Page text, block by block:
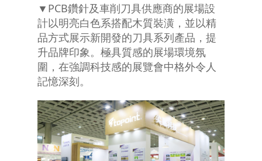
▼PCB鑽針及車削刀具供應商的展場設
計以明亮白色系搭配木質裝潢，並以精
品方式展示新開發的刀具系列產品，提
升品牌印象。極具質感的展場環境氛
圍，在強調科技感的展覽會中格外令人
記憶深刻。